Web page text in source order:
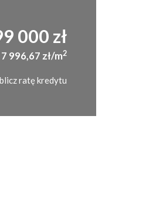
000 zł
7 996,67 zł/m2
ratę kredytu